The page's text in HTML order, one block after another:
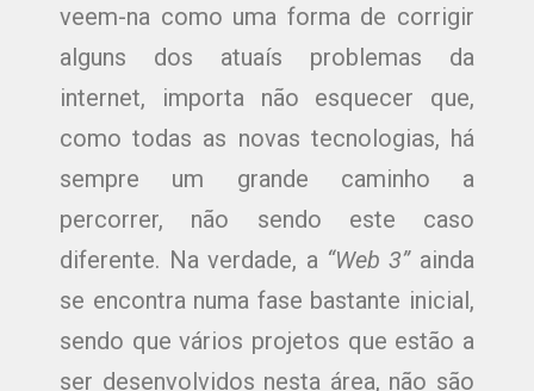
veem-na como uma forma de corrigir
alguns dos atuaís problemas da
internet, importa não esquecer que,
como todas as novas tecnologias, há
sempre um grande caminho a
percorrer, não sendo este caso
diferente. Na verdade, a “Web 3”ainda
se encontra numa fase bastante inicial,
sendo que vários projetos que estão a
ser desenvolvidos nesta área, não são